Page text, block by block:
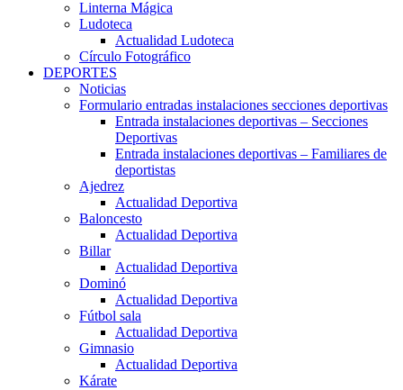
Linterna Mágica
Ludoteca
Actualidad Ludoteca
Círculo Fotográfico
DEPORTES
Noticias
Formulario entradas instalaciones secciones deportivas
Entrada instalaciones deportivas – Secciones
Deportivas
Entrada instalaciones deportivas – Familiares de
deportistas
Ajedrez
Actualidad Deportiva
Baloncesto
Actualidad Deportiva
Billar
Actualidad Deportiva
Dominó
Actualidad Deportiva
Fútbol sala
Actualidad Deportiva
Gimnasio
Actualidad Deportiva
Kárate